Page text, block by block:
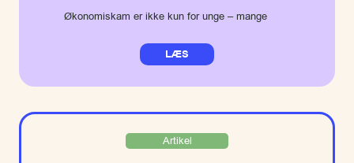
Økonomiskam er ikke kun for unge – mange
LÆS
Artikel